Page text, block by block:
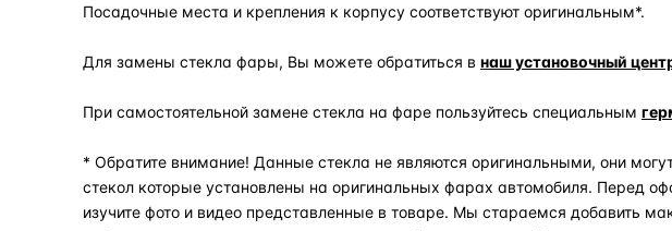
Посадочные места и крепления к корпусу соответствуют оригинальным*.
Для замены стекла фары, Вы можете обратиться в наш установочный
При самостоятельной замене стекла на фаре пользуйтесь специальным
* Обратите внимание! Данные стекла не являются оригинальными, они могут
стекол которые установлены на оригинальных фарах автомобиля. Перед
изучите фото и видео представленные в товаре. Мы стараемся добавить